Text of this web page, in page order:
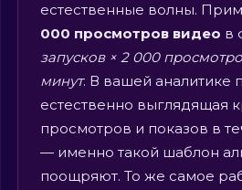
естественные волны.
000 просмотров видео в
запусков × 2 000
минут. В вашей аналитике
естественно выглядящая
просмотров и показов в
— именно такой шаблон
поощряют. То же самое